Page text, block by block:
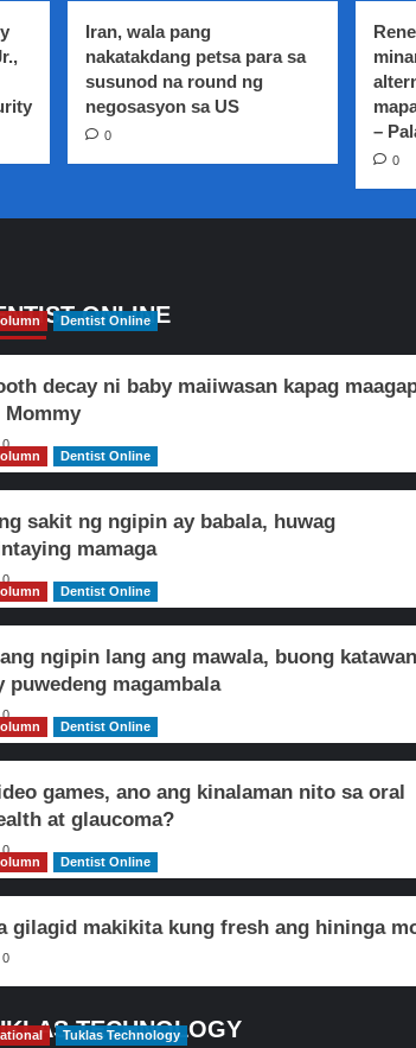
Iran, wala pang
nakatakdang petsa para sa
susunod na round ng
negosasyon sa US
0
–
0
ONLINE
Dentist Online
decay ni baby maiiwasan kapag
Mommy
0
Dentist Online
sakit ng ngipin ay babala, huwag
mamaga
0
Dentist Online
ngipin lang ang mawala, buong katawan
puwedeng magambala
0
Dentist Online
games, ano ang kinalaman nito sa oral
at glaucoma?
0
Dentist Online
gilagid makikita kung fresh ang hininga
0
TECHNOLOGY
Tuklas Technology